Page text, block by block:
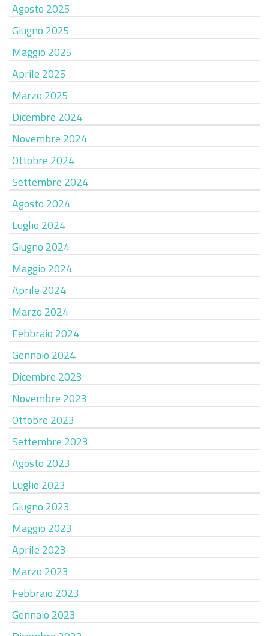
Agosto 2025
Giugno 2025
Maggio 2025
Aprile 2025
Marzo 2025
Dicembre 2024
Novembre 2024
Ottobre 2024
Settembre 2024
Agosto 2024
Luglio 2024
Giugno 2024
Maggio 2024
Aprile 2024
Marzo 2024
Febbraio 2024
Gennaio 2024
Dicembre 2023
Novembre 2023
Ottobre 2023
Settembre 2023
Agosto 2023
Luglio 2023
Giugno 2023
Maggio 2023
Aprile 2023
Marzo 2023
Febbraio 2023
Gennaio 2023